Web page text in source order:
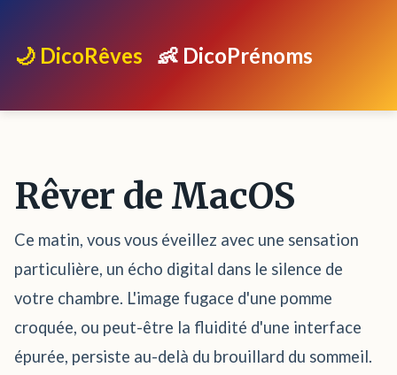
🌙 DicoRêves 👶 DicoPrénoms
Rêver de MacOS
Ce matin, vous vous éveillez avec une sensation
particulière, un écho digital dans le silence de
votre chambre. L'image fugace d'une pomme
croquée, ou peut-être la fluidité d'une interface
épurée, persiste au-delà du brouillard du sommeil.